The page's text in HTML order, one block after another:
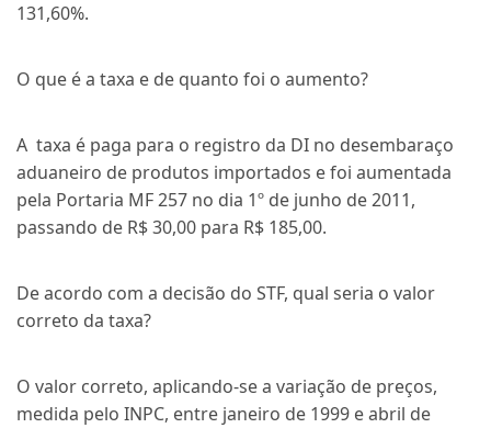
131,60%.
O que é a taxa e de quanto foi o aumento?
A taxa é paga para o registro da DI no desembaraço
aduaneiro de produtos importados e foi aumentada
pela Portaria MF 257 no dia 1º de junho de 2011,
passando de R$ 30,00 para R$ 185,00.
De acordo com a decisão do STF, qual seria o valor
correto da taxa?
O valor correto, aplicando-se a variação de preços,
medida pelo INPC, entre janeiro de 1999 e abril de